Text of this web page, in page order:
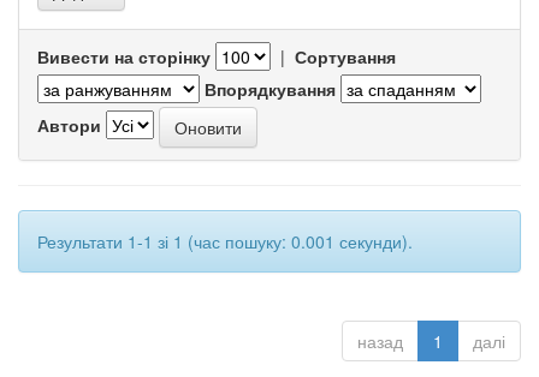
Вивести на сторінку | Сортування
Впорядкування
Автори
Результати 1-1 зі 1 (час пошуку: 0.001 секунди).
назад 1 далі